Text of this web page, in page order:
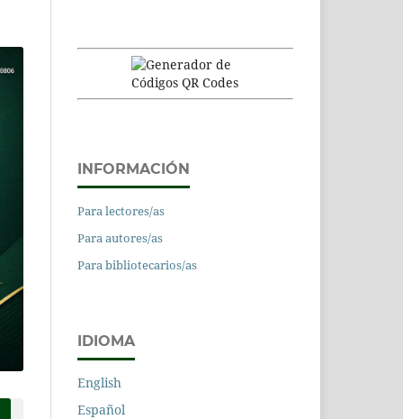
INFORMACIÓN
Para lectores/as
Para autores/as
Para bibliotecarios/as
IDIOMA
English
Español